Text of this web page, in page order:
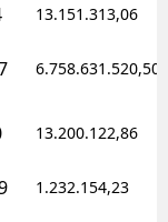
13.151.313,06
6.758.631.520,50
13.200.122,86
1.232.154,23